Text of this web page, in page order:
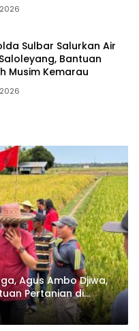
Sulbar Salurkan Air
Bantuan
Musim Kemarau
Agus Ambo Djiwa,
Pertanian di